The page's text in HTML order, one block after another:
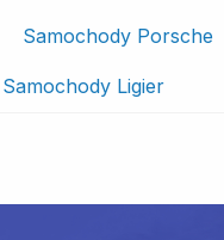
Samochody Porsche
Samochody Ligier